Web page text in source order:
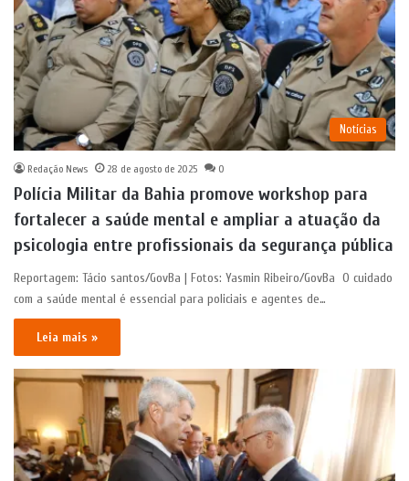
Notícias
Redação News 28 de agosto de 2025 0
Polícia Militar da Bahia promove workshop para
fortalecer a saúde mental e ampliar a atuação da
psicologia entre profissionais da segurança pública
Reportagem: Tácio santos/GovBa | Fotos: Yasmin Ribeiro/GovBa O cuidado
com a saúde mental é essencial para policiais e agentes de…
Leia mais »